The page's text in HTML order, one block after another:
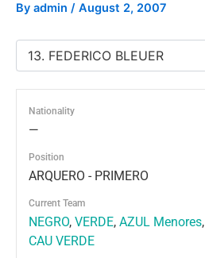
By admin / August 2, 2007
Nationality
—
Position
ARQUERO - PRIMERO
Current Team
NEGRO, VERDE, AZUL Menores,
CAU VERDE